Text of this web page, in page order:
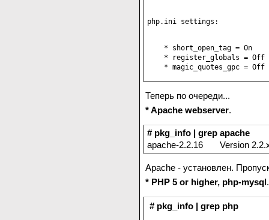
php.ini settings:
    * short_open_tag = On
    * register_globals = Off
Теперь по очереди...
* Apache webserver.
# pkg_info | grep apache
apache-2.2.16 Version 2.2.x
Apache - установлен.
* PHP 5 or higher, php-mysql.
# pkg_info | grep php